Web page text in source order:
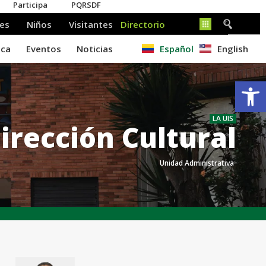
Español English
LA UIS
Cultural
Unidad Administrativa
.